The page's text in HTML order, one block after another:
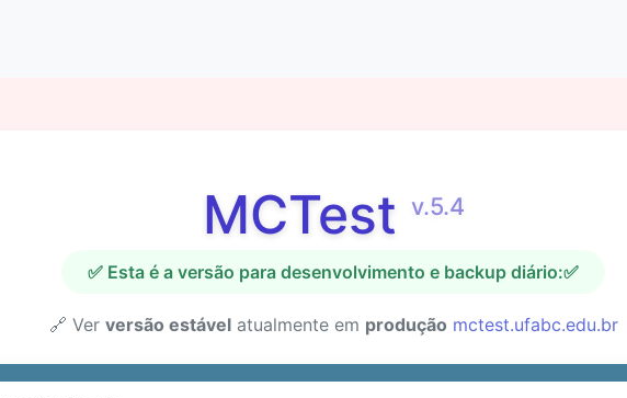
MCTest v.5.4
✅ Esta é a versão para desenvolvimento e backup diário:✅
🔗 Ver versão estávelatualmente em produção mctest.ufabc.edu.br